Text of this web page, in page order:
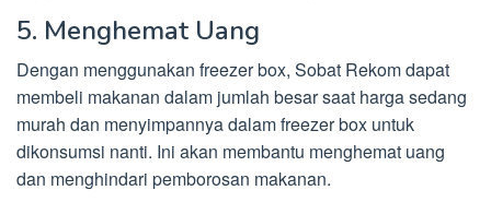
5. Menghemat Uang
Dengan menggunakan freezer box, Sobat Rekom dapat
membeli makanan dalam jumlah besar saat harga sedang
murah dan menyimpannya dalam freezer box untuk
dikonsumsi nanti. Ini akan membantu menghemat uang
dan menghindari pemborosan makanan.